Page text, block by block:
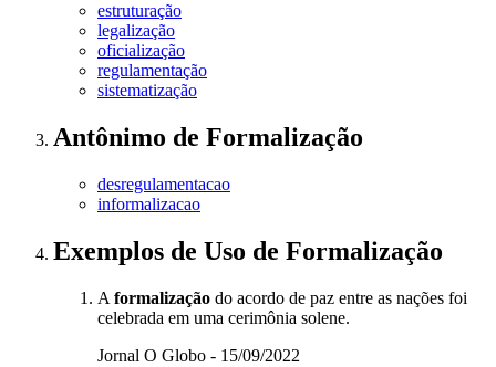
estruturação
legalização
oficialização
regulamentação
sistematização
Antônimo de Formalização
desregulamentacao
informalizacao
Exemplos de Uso de Formalização
A formalização do acordo de paz entre as nações foi
celebrada em uma cerimônia solene.
Jornal O Globo - 15/09/2022